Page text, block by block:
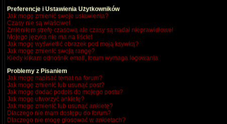
Preferencje i Ustawienia Użytkowników
Jak mogę zmienić swoje ustawienia?
Czasy nie są właściwe!
Zmieniłem strefę czasową ale czasy są nadal nieprawidłowe!
Mojego języka nie ma na liście!
Jak mogę wyświetlić obrazek pod moją ksywką?
Jak mogę zmienić swoją rangę?
Kiedy klikam odnośnik email, forum wymaga logowania
Problemy z Pisaniem
Jak mogę napisać temat na forum?
Jak mogę zmienić lub usunąć post?
Jak mogę dodać podpis do mojego postu?
Jak mogę utworzyć ankietę?
Jak mogę zmienić lub usunąć ankietę?
Dlaczego nie mam dostępu do forum?
Dlaczego nie mogę głosować w ankietach?